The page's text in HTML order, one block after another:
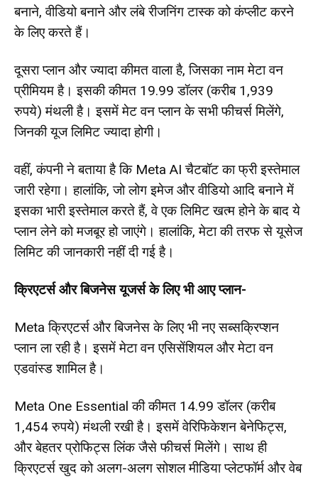
बनाने, वीडियो बनाने और लंबे रीजनिंग टास्क को कंप्लीट करने
के लिए करते हैं।
दूसरा प्लान और ज्यादा कीमत वाला है, जिसका नाम मेटा वन
प्रीमियम है। इसकी कीमत 19.99 डॉलर (करीब 1,939
रुपये) मंथली है। इसमें मेट वन प्लान के सभी फीचर्स मिलेंगे,
जिनकी यूज लिमिट ज्यादा होगी।
वहीं, कंपनी ने बताया है कि Meta AI चैटबॉट का फ्री इस्तेमाल
जारी रहेगा। हालांकि, जो लोग इमेज और वीडियो आदि बनाने में
इसका भारी इस्तेमाल करते हैं, वे एक लिमिट खत्म होने के बाद ये
प्लान लेने को मजबूर हो जाएंगे। हालांकि, मेटा की तरफ से यूसेज
लिमिट की जानकारी नहीं दी गई है।
क्रिएटर्स और बिजनेस यूजर्स के लिए भी आए प्लान-
Meta क्रिएटर्स और बिजनेस के लिए भी नए सब्सक्रिप्शन
प्लान ला रही है। इसमें मेटा वन एसिसेंशियल और मेटा वन
एडवांस्ड शामिल है।
Meta One Essential की कीमत 14.99 डॉलर (करीब
1,454 रुपये) मंथली रखी है। इसमें वेरिफिकेशन बेनेफिट्स,
और बेहतर प्रोफिट्स लिंक जैसे फीचर्स मिलेंगे। साथ ही
क्रिएटर्स खुद को अलग-अलग सोशल मीडिया प्लेटफॉर्म और वेब